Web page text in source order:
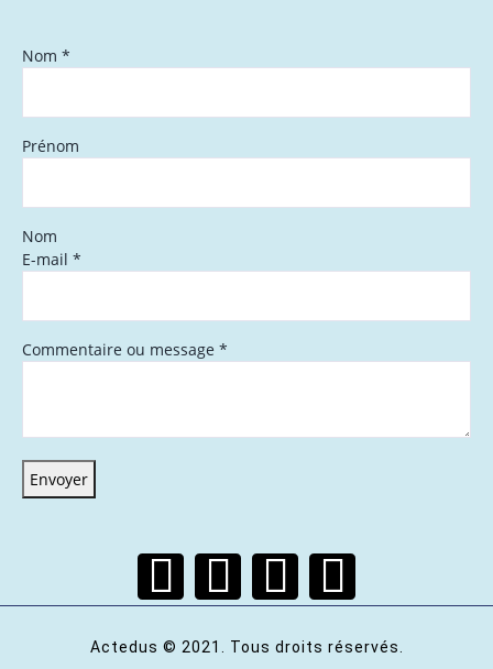
Nom *
Prénom
Nom
E-mail *
Commentaire ou message *
Envoyer
Actedus © 2021. Tous droits réservés.